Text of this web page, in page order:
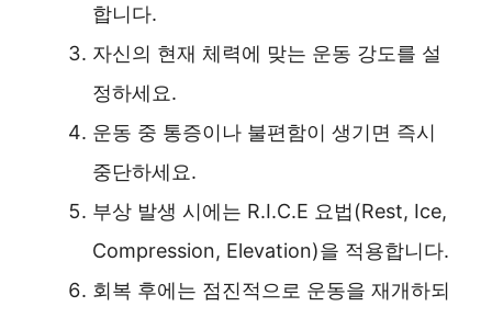
합니다.
자신의 현재 체력에 맞는 운동 강도를 설
정하세요.
운동 중 통증이나 불편함이 생기면 즉시
중단하세요.
부상 발생 시에는 R.I.C.E 요법(Rest, Ice,
Compression, Elevation)을 적용합니다.
회복 후에는 점진적으로 운동을 재개하되